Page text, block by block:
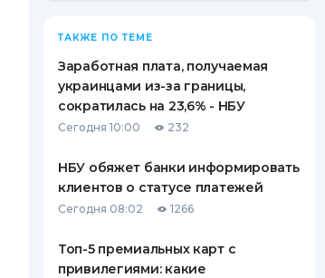
ТАКЖЕ ПО ТЕМЕ
Заработная плата, получаемая
украинцами из-за границы,
сократилась на 23,6% - НБУ
Сегодня 10:00 232
НБУ обяжет банки информировать
клиентов о статусе платежей
Сегодня 08:02 1266
Топ-5 премиальных карт с
привилегиями: какие